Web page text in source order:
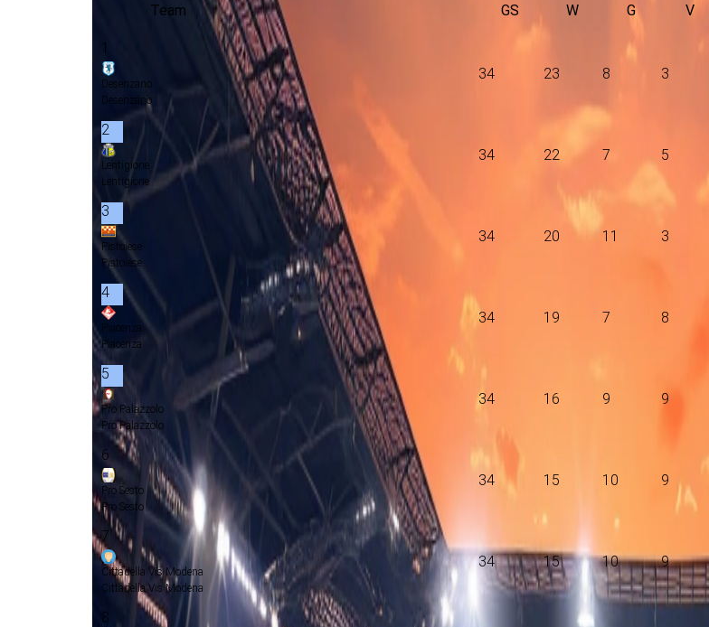
Team GS W G V
1
Desenzano
Desenzano
34 23 8 3
2
Lentigione
Lentigione
34 22 7 5
3
Pistoiese
Pistoiese
34 20 11 3
4
Piacenza
Piacenza
34 19 7 8
5
Pro Palazzolo
Pro Palazzolo
34 16 9 9
6
Pro Sesto
Pro Sesto
34 15 10 9
7
Cittadella Vis Modena
Cittadella Vis Modena
34 15 10 9
8